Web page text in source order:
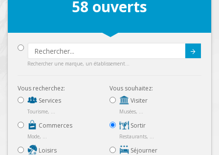
58 ouverts
Rechercher une marque, un établissement...
Vous recherchez:
Services
Tourisme, ...
Commerces
Mode, ...
Loisirs
Vous souhaitez:
Visiter
Musées, ...
Sortir
Restaurants, ...
Séjourner